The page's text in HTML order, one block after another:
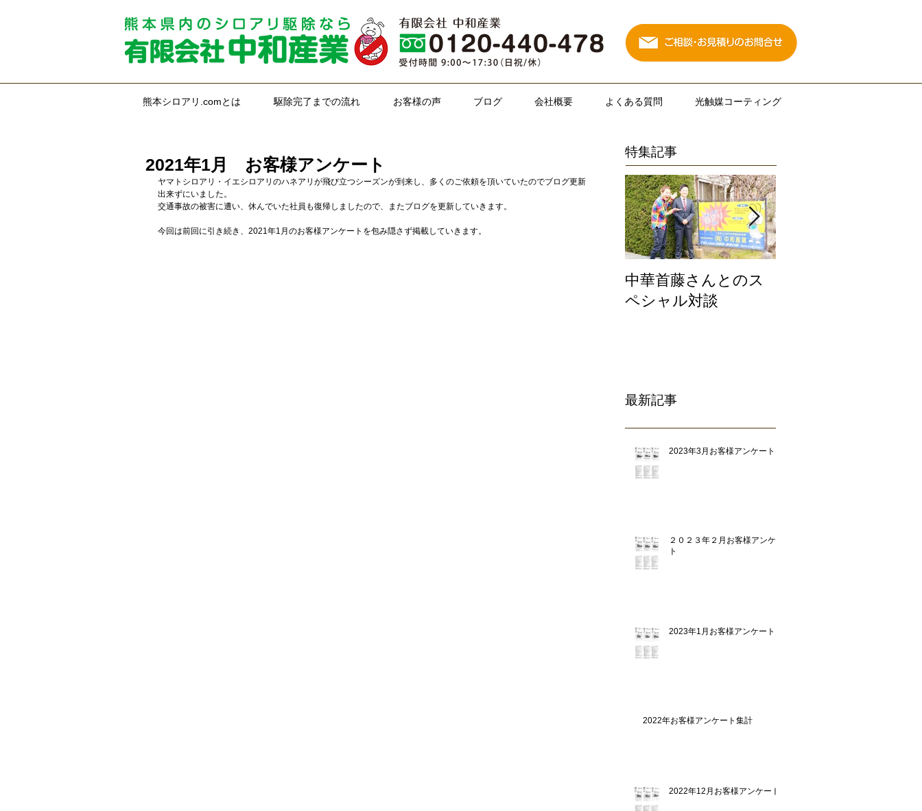
熊本シロアリ.comとは 駆除完了までの流れ お客様の声 ブログ 会社概要 よくある質問 光触媒コーティング
2021年1月 お客様アンケート
ヤマトシロアリ・イエシロアリのハネアリが飛び立つシーズンが到来し、多くのご依頼を頂いていたのでブログ更新
出来ずにいました。
交通事故の被害に遭い、休んでいた社員も復帰しましたので、またブログを更新していきます。
今回は前回に引き続き、2021年1月のお客様アンケートを包み隠さず掲載していきます。
特集記事
中華首藤さんとのス
ペシャル対談
最新記事
2023年3月お客様アンケート
２０２３年２月お客様アンケー
ト
2023年1月お客様アンケート
2022年お客様アンケート集計
2022年12月お客様アンケート